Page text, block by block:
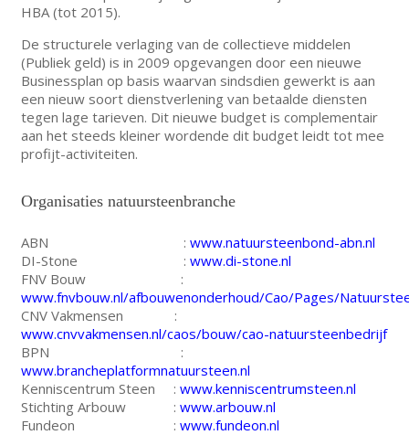
HBA (tot 2015).
De structurele verlaging van de collectieve middelen
(Publiek geld) is in 2009 opgevangen door een nieuwe
Businessplan op basis waarvan sindsdien gewerkt is aan
een nieuw soort dienstverlening van betaalde diensten
tegen lage tarieven. Dit nieuwe budget is complementair
aan het steeds kleiner wordende dit budget leidt tot mee
profijt-activiteiten.
Organisaties natuursteenbranche
ABN : www.natuursteenbond-abn.nl
DI-Stone : www.di-stone.nl
FNV Bouw :
www.fnvbouw.nl/afbouwenonderhoud/Cao/Pages/
CNV Vakmensen :
www.cnvvakmensen.nl/caos/bouw/cao-natuursteenbedrijf
BPN :
www.brancheplatformnatuursteen.nl
Kenniscentrum Steen : www.kenniscentrumsteen.nl
Stichting Arbouw : www.arbouw.nl
Fundeon : www.fundeon.nl